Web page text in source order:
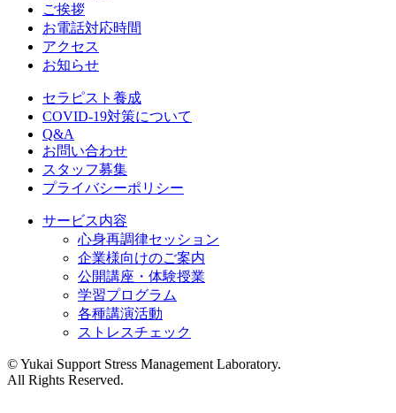
ご挨拶
お電話対応時間
アクセス
お知らせ
セラピスト養成
COVID-19対策について
Q&A
お問い合わせ
スタッフ募集
プライバシーポリシー
サービス内容
心身再調律セッション
企業様向けのご案内
公開講座・体験授業
学習プログラム
各種講演活動
ストレスチェック
©︎ Yukai Support Stress Management Laboratory.
All Rights Reserved.